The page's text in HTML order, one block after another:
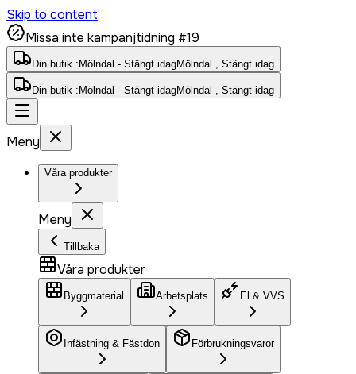
Skip to content
Missa inte kampanjtidning #19
Din butik : Mölndal - Stängt idagMölndal , Stängt idag
Din butik : Mölndal - Stängt idagMölndal , Stängt idag
Meny
Våra produkter
Meny
Tillbaka
Våra produkter
Byggmaterial Arbetsplats El & VVS
Infästning & Fästdon Förbrukningsvaror